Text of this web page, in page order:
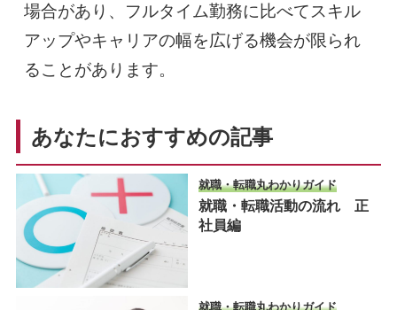
場合があり、フルタイム勤務に比べてスキル
アップやキャリアの幅を広げる機会が限られ
ることがあります。
あなたにおすすめの記事
就職・転職丸わかりガイド
就職・転職活動の流れ 正
社員編
就職・転職丸わかりガイド